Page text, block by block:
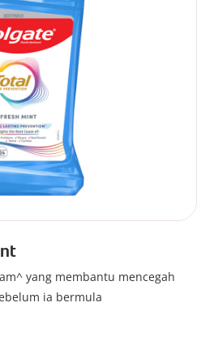
yang membantu mencegah
ia bermula